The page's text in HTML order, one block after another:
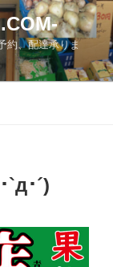
約、配達承りま
`д･´)